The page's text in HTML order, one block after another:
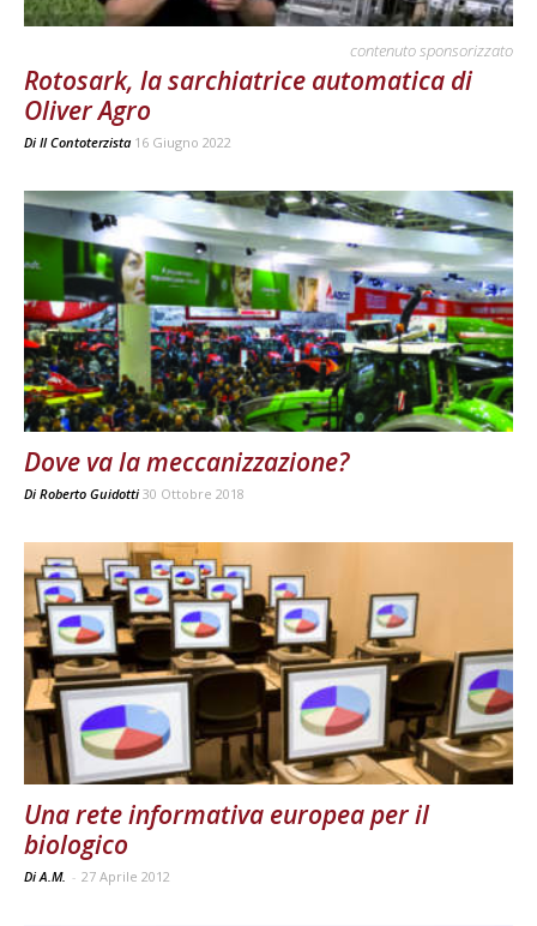
contenuto sponsorizzato
Rotosark, la sarchiatrice automatica di
Oliver Agro
Di Il Contoterzista 16 Giugno 2022
Dove va la meccanizzazione?
Di Roberto Guidotti 30 Ottobre 2018
Una rete informativa europea per il
biologico
Di A.M. - 27 Aprile 2012